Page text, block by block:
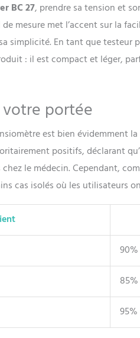
rangement pratique est incluse
BC 27, prendre sa tension et
mesure met l’accent sur la
simplicité. En tant que testeur
: il est compact et léger,
portée
est bien évidemment la
positifs, déclarant
le médecin. Cependant,
cas isolés où les utilisateurs
90%
85%
95%